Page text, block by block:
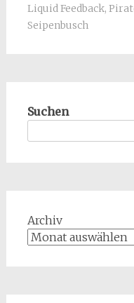
Liquid Feedback,
Seipenbusch
Suchen
Archiv